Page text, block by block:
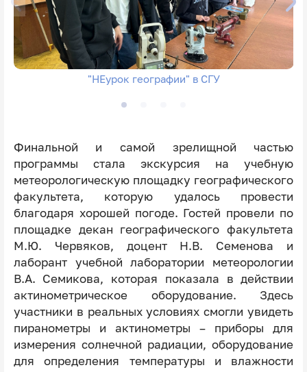
"НЕурок географии" в СГУ
Финальной и самой зрелищной частью
программы стала экскурсия на учебную
метеорологическую площадку географического
факультета, которую удалось провести
благодаря хорошей погоде. Гостей провели по
площадке декан географического факультета
М.Ю. Червяков, доцент Н.В. Семенова и
лаборант учебной лаборатории метеорологии
В.А. Семикова, которая показала в действии
актинометрическое оборудование. Здесь
участники в реальных условиях смогли увидеть
пиранометры и актинометры – приборы для
измерения солнечной радиации, оборудование
для определения температуры и влажности